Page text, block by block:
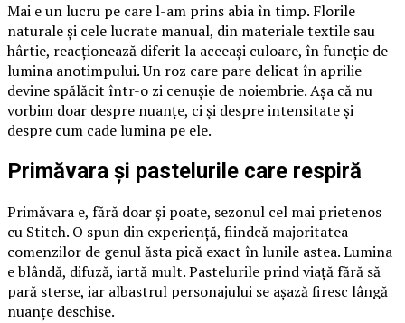
Mai e un lucru pe care l-am prins abia în timp. Florile
naturale și cele lucrate manual, din materiale textile sau
hârtie, reacționează diferit la aceeași culoare, în funcție de
lumina anotimpului. Un roz care pare delicat în aprilie
devine spălăcit într-o zi cenușie de noiembrie. Așa că nu
vorbim doar despre nuanțe, ci și despre intensitate și
despre cum cade lumina pe ele.
Primăvara și pastelurile care respiră
Primăvara e, fără doar și poate, sezonul cel mai prietenos
cu Stitch. O spun din experiență, fiindcă majoritatea
comenzilor de genul ăsta pică exact în lunile astea. Lumina
e blândă, difuză, iartă mult. Pastelurile prind viață fără să
pară sterse, iar albastrul personajului se așază firesc lângă
nuanțe deschise.